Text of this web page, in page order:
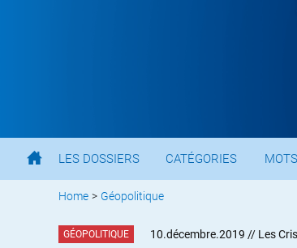
LES DOSSIERS CATÉGORIES
Home > Géopolitique
GÉOPOLITIQUE 10.décembre.2019 // Les